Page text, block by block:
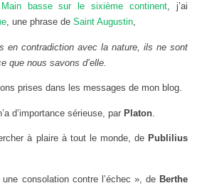
Main basse sur le sixième continent, j’ai
, une phrase de Saint Augustin,
en contradiction avec la nature, ils ne sont
que nous savons d’elle.
prises dans les messages de mon blog.
d’importance sérieuse, par Platon
à plaire à tout le monde, de Publilius
une consolation contre l’échec », deBerthe